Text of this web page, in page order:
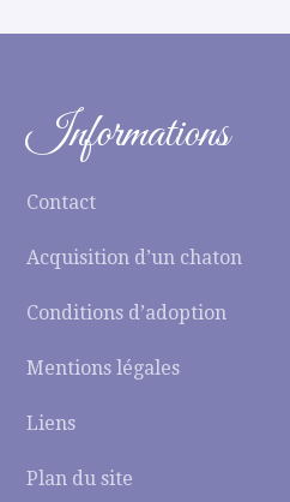
Informations
Contact
Acquisition d’un chaton
Conditions d’adoption
Mentions légales
Liens
Plan du site